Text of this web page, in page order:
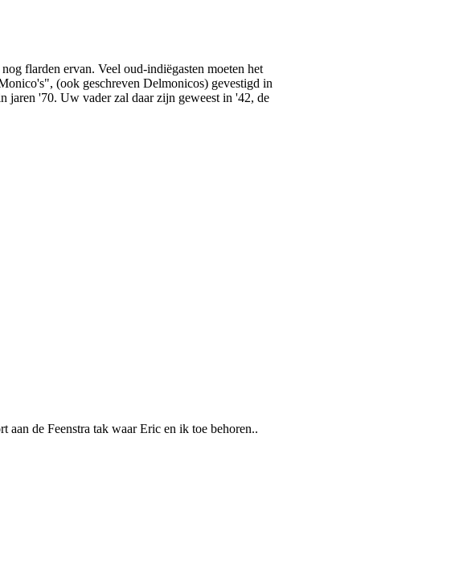
flarden ervan. Veel oud-indiëgasten moeten het
(ook geschreven Delmonicos) gevestigd in
jaren '70. Uw vader zal daar zijn geweest in '42, de
aan de Feenstra tak waar Eric en ik toe behoren..